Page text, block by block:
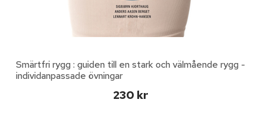
Smärtfri rygg : guiden till en stark och välmående rygg -
individanpassade övningar
230 kr